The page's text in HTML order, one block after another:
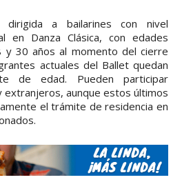
dirigida a bailarines con nivel
en Danza Clásica, con edades
y 30 años al momento del cierre
actuales del Ballet quedan
de edad. Pueden participar
extranjeros, aunque estos últimos
el trámite de residencia en